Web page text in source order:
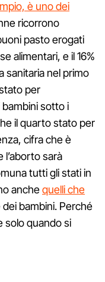
è uno dei
ricorrono
pasto erogati
alimentari, e il 16%
sanitaria nel primo
per
bambini sotto i
il quarto stato per
cifra che è
sarà
tutti gli stati in
anchequelli che
bambini. Perché
solo quando si